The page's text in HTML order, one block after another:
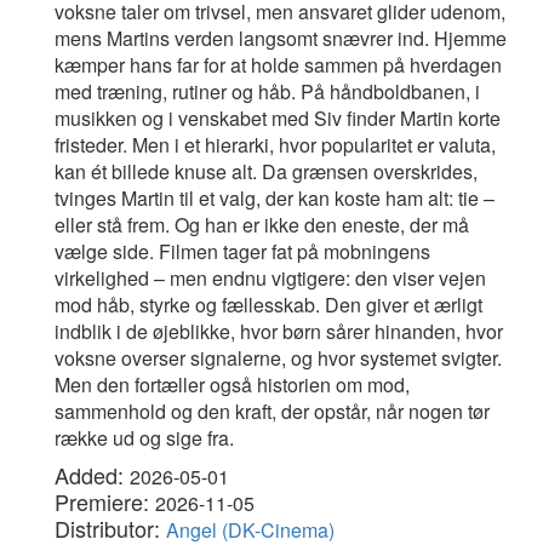
voksne taler om trivsel, men ansvaret glider udenom,
mens Martins verden langsomt snævrer ind. Hjemme
kæmper hans far for at holde sammen på hverdagen
med træning, rutiner og håb. På håndboldbanen, i
musikken og i venskabet med Siv finder Martin korte
fristeder. Men i et hierarki, hvor popularitet er valuta,
kan ét billede knuse alt. Da grænsen overskrides,
tvinges Martin til et valg, der kan koste ham alt: tie –
eller stå frem. Og han er ikke den eneste, der må
vælge side. Filmen tager fat på mobningens
virkelighed – men endnu vigtigere: den viser vejen
mod håb, styrke og fællesskab. Den giver et ærligt
indblik i de øjeblikke, hvor børn sårer hinanden, hvor
voksne overser signalerne, og hvor systemet svigter.
Men den fortæller også historien om mod,
sammenhold og den kraft, der opstår, når nogen tør
række ud og sige fra.
Added: 2026-05-01
Premiere: 2026-11-05
Distributor: Angel (DK-Cinema)